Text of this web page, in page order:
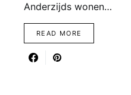
Anderzijds wonen…
READ MORE